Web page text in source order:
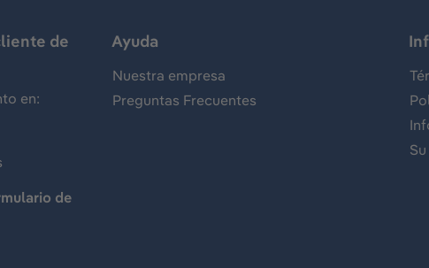
de
en:
de
Ayuda
Nuestra empresa
Preguntas Frecuentes